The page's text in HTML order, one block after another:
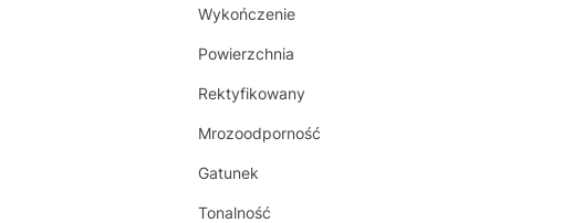
Wykończenie
Powierzchnia
Rektyfikowany
Mrozoodporność
Gatunek
Tonalność